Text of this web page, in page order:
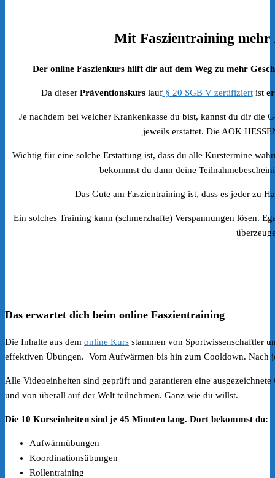
Mit Faszientraining
Der online Faszienkurs hilft dir auf dem Weg zu mehr
Da dieser Präventionskurslauf§ 20 SGB V zertifiziertist
Je nachdem bei welcher Krankenkasse du bist, kannst du dir die
jeweils erstattet. Die AOK
Wichtig für eine solche Erstattung ist, dass du alle Kurstermine
bekommst du dann deine
Das Gute am Faszientraining ist, dass es jeder zu
Ein solches Training kann (schmerzhafte) Verspannungen lösen.
Das erwartet dich beim online Faszientraining
Die Inhalte aus dem online Kurs stammen von Sportwissenschaftler
effektiven Übungen. Vom Aufwärmen bis hin zum Cooldown. Nach
Alle Videoeinheiten sind geprüft und garantieren eine
und von überall auf der Welt teilnehmen. Ganz wie du willst.
Die 10 Kurseinheiten sind je 45 Minuten lang. Dort bekommst du:
Aufwärmübungen
Koordinationsübungen
Rollentraining